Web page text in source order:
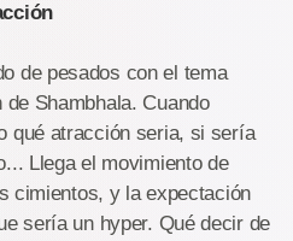
de pesados con el tema
Shambhala. Cuando
qué atracción seria, si sería
Llega el movimiento de
cimientos, y la expectación
sería un hyper. Qué decir de